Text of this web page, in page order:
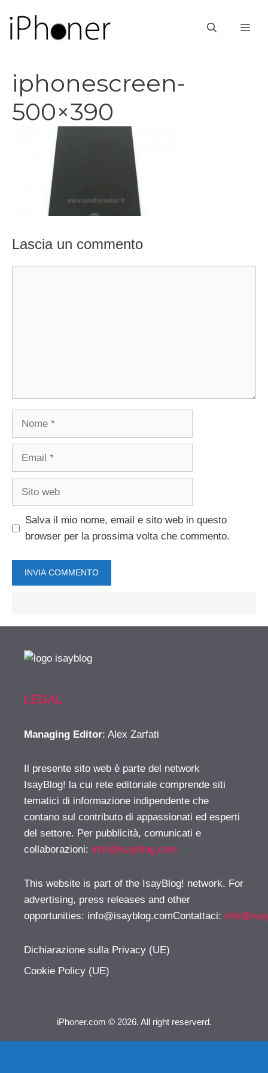
contenuto
iphonescreen-
500×390
Lascia un commento
Nome
Email
Sito
Salva il mio nome, email e sito web in questo
browser per la prossima volta che commento.
LEGAL
Managing Editor: Alex Zarfati
Il presente sito web è parte del network
IsayBlog! la cui rete editoriale comprende siti
tematici di informazione indipendente che
contano sul contributo di appassionati ed esperti
del settore. Per pubblicità, comunicati e
collaborazioni: info@isayblog.com
This website is part of the IsayBlog! network. For
advertising, press releases and other
opportunities: info@isayblog.comContattaci:
Dichiarazione sulla Privacy (UE)
Cookie Policy (UE)
iPhoner.com © 2026. All right reserverd.